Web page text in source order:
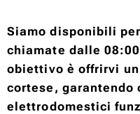
Siamo disponibili
chiamate dalle
obiettivo è offrirvi
cortese, garantendo
elettrodomestici